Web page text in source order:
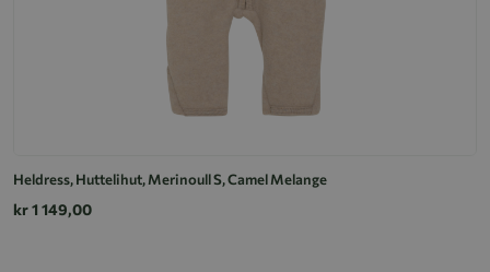
Heldress, Huttelihut, Merinoull S, Camel Melange
kr 1 149,00